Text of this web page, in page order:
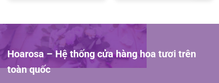
Hoarosa – Hệ thống cửa hàng hoa tươi trên
toàn quốc